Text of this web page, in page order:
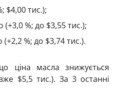
$4,00 тис.);
%; до $3,55 тис.);
%; до $3,74 тис.).
ціна масла знижується
$5,5 тис.). За 3 останні